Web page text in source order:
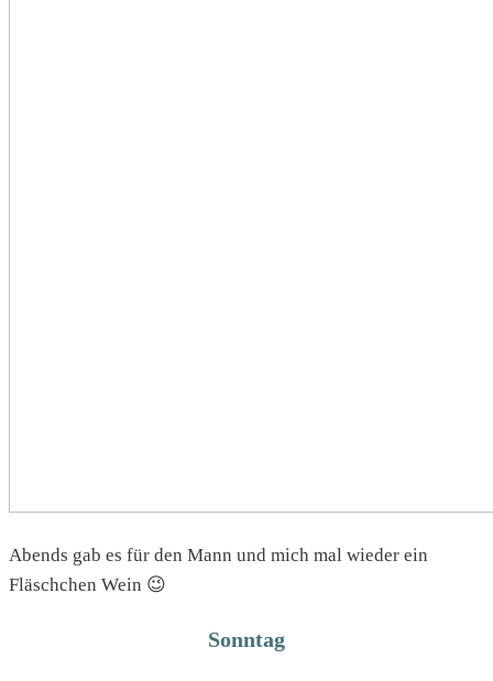
Abends gab es für den Mann und mich mal wieder ein
Fläschchen Wein 😉
Sonntag